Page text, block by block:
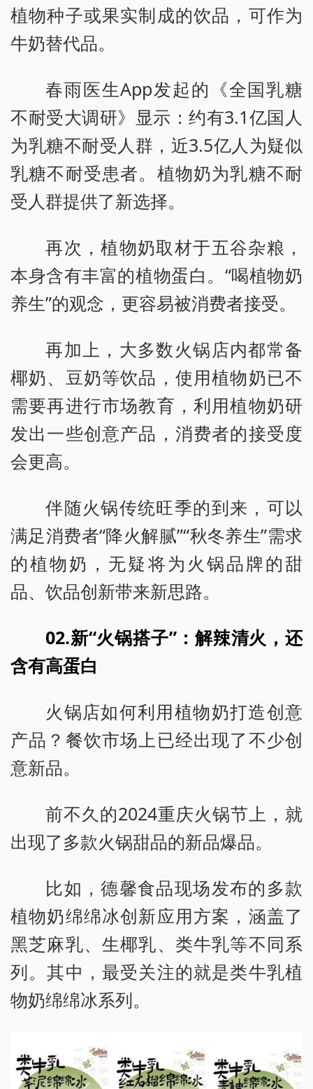
植物种子或果实制成的饮品，可作为
牛奶替代品。
春雨医生App发起的《全国乳糖
不耐受大调研》显示：约有3.1亿国人
为乳糖不耐受人群，近3.5亿人为疑似
乳糖不耐受患者。植物奶为乳糖不耐
受人群提供了新选择。
再次，植物奶取材于五谷杂粮，
本身含有丰富的植物蛋白。“喝植物奶
养生”的观念，更容易被消费者接受。
再加上，大多数火锅店内都常备
椰奶、豆奶等饮品，使用植物奶已不
需要再进行市场教育，利用植物奶研
发出一些创意产品，消费者的接受度
会更高。
伴随火锅传统旺季的到来，可以
满足消费者“降火解腻”“秋冬养生”需求
的植物奶，无疑将为火锅品牌的甜
品、饮品创新带来新思路。
02.新“火锅搭子”：解辣清火，还
含有高蛋白
火锅店如何利用植物奶打造创意
产品？餐饮市场上已经出现了不少创
意新品。
前不久的2024重庆火锅节上，就
出现了多款火锅甜品的新品爆品。
比如，德馨食品现场发布的多款
植物奶绵绵冰创新应用方案，涵盖了
黑芝麻乳、生椰乳、类牛乳等不同系
列。其中，最受关注的就是类牛乳植
物奶绵绵冰系列。